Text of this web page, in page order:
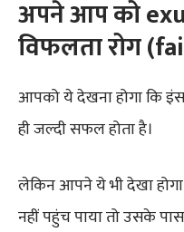
अपने आप को
विफलता रोग
आपको ये देखना होगा कि
ही जल्दी सफल होता है।
लेकिन आपने ये भी देखा
नहीं पहुंच पाया तो उसके